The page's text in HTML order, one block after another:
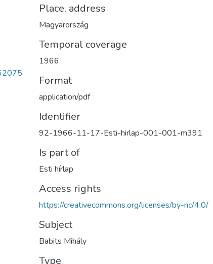
Place, address
Magyarország
Temporal coverage
1966
Format
application/pdf
Identifier
92-1966-11-17-Esti-hirlap-001-001-m391
Is part of
Esti hírlap
Access rights
https://creativecommons.org/licenses/by-nc/4.0/
Subject
Babits Mihály
Type